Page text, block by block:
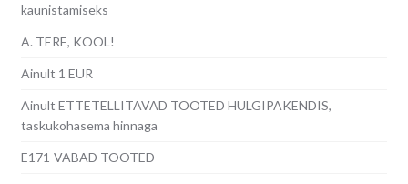
kaunistamiseks
A. TERE, KOOL!
Ainult 1 EUR
Ainult ETTETELLITAVAD TOOTED HULGIPAKENDIS,
taskukohasema hinnaga
E171-VABAD TOOTED